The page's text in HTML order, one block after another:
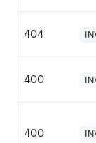
404
400
400